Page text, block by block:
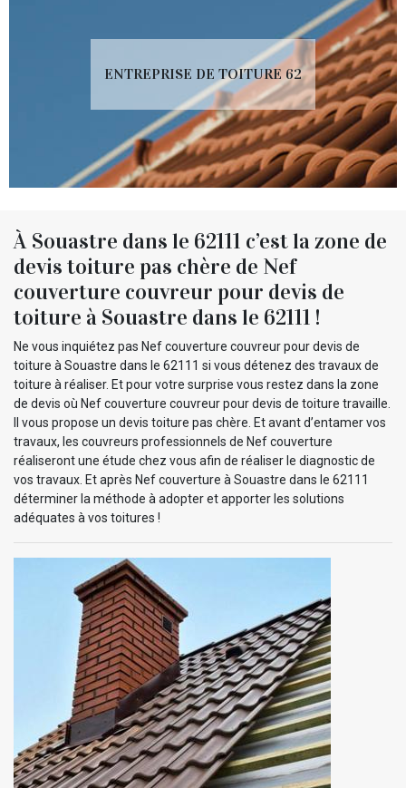
ENTREPRISE DE TOITURE 62
À Souastre dans le 62111 c’est la zone de
devis toiture pas chère de Nef
couverture couvreur pour devis de
toiture à Souastre dans le 62111 !
Ne vous inquiétez pas Nef couverture couvreur pour devis de
toiture à Souastre dans le 62111 si vous détenez des travaux de
toiture à réaliser. Et pour votre surprise vous restez dans la zone
de devis où Nef couverture couvreur pour devis de toiture travaille.
Il vous propose un devis toiture pas chère. Et avant d’entamer vos
travaux, les couvreurs professionnels de Nef couverture
réaliseront une étude chez vous afin de réaliser le diagnostic de
vos travaux. Et après Nef couverture à Souastre dans le 62111
déterminer la méthode à adopter et apporter les solutions
adéquates à vos toitures !